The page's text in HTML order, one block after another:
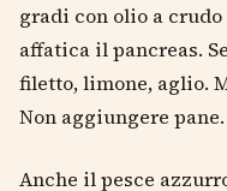
gradi con olio a
affatica il pancreas.
filetto, limone, aglio.
Non aggiungere pane.
Anche il pesce